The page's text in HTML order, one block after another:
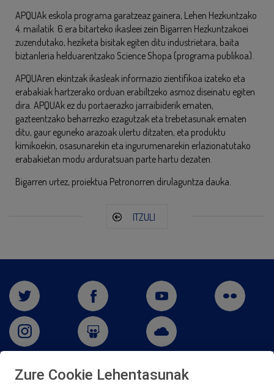
APQUAk eskola programa garatzeaz gainera, Lehen Hezkuntzako
4. mailatik 6.era bitarteko ikasleei zein Bigarren Hezkuntzakoei
zuzendutako, heziketa bisitak egiten ditu industrietara, baita
biztanleria helduarentzako Science Shopa (programa publikoa).
APQUAren ekintzak ikasleak informazio zientifikoa izateko eta
erabakiak hartzerako orduan erabiltzeko asmoz diseinatu egiten
dira. APQUAk ez du portaerazko jarraibiderik ematen,
gazteentzako beharrezko ezagutzak eta trebetasunak ematen
ditu, gaur eguneko arazoak ulertu ditzaten, eta produktu
kimikoekin, osasunarekin eta ingurumenarekin erlazionatutako
erabakietan modu arduratsuan parte hartu dezaten.
Bigarren urtez, proiektua Petronorren dirulaguntza dauka.
ITZULI
Zure Cookie Lehentasunak